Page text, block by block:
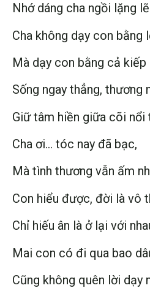
Nhớ dáng cha ngồi lặng
Cha không dạy con bằng
Mà dạy con bằng cả kiếp
Sống ngay thẳng, thương
Giữ tâm hiền giữa cõi nổi
Cha ơi… tóc nay đã bạc,
Mà tình thương vẫn ấm
Con hiểu được, đời là vô
Chỉ hiếu ân là ở lại với
Mai con có đi qua bao
Cũng không quên lời dạy